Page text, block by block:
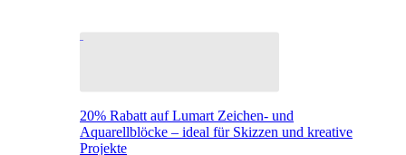
20% Rabatt auf Lumart Zeichen- und
Aquarellblöcke – ideal für Skizzen und kreative
Projekte